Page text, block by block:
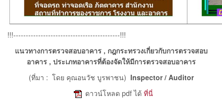
!!!-------------------------------------------!!!
แนวทางการตรวจสอบอาคาร , กฎกระทรวงเกี่ยวกับการตรวจสอบ
อาคาร , ประเภทอาคารที่ต้องจัดให้มีการตรวจสอบอาคาร
(ที่มา : โดย คุณอนวัช บูรพาชน) Inspector / Auditor
ดาวน์โหลด pdf ได้ ที่นี่